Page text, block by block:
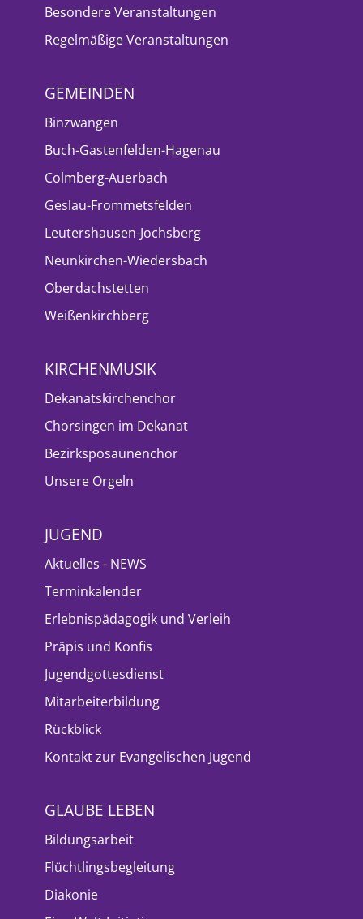
Besondere Veranstaltungen
Regelmäßige Veranstaltungen
GEMEINDEN
Binzwangen
Buch-Gastenfelden-Hagenau
Colmberg-Auerbach
Geslau-Frommetsfelden
Leutershausen-Jochsberg
Neunkirchen-Wiedersbach
Oberdachstetten
Weißenkirchberg
KIRCHENMUSIK
Dekanatskirchenchor
Chorsingen im Dekanat
Bezirksposaunenchor
Unsere Orgeln
JUGEND
Aktuelles - NEWS
Terminkalender
Erlebnispädagogik und Verleih
Präpis und Konfis
Jugendgottesdienst
Mitarbeiterbildung
Rückblick
Kontakt zur Evangelischen Jugend
GLAUBE LEBEN
Bildungsarbeit
Flüchtlingsbegleitung
Diakonie